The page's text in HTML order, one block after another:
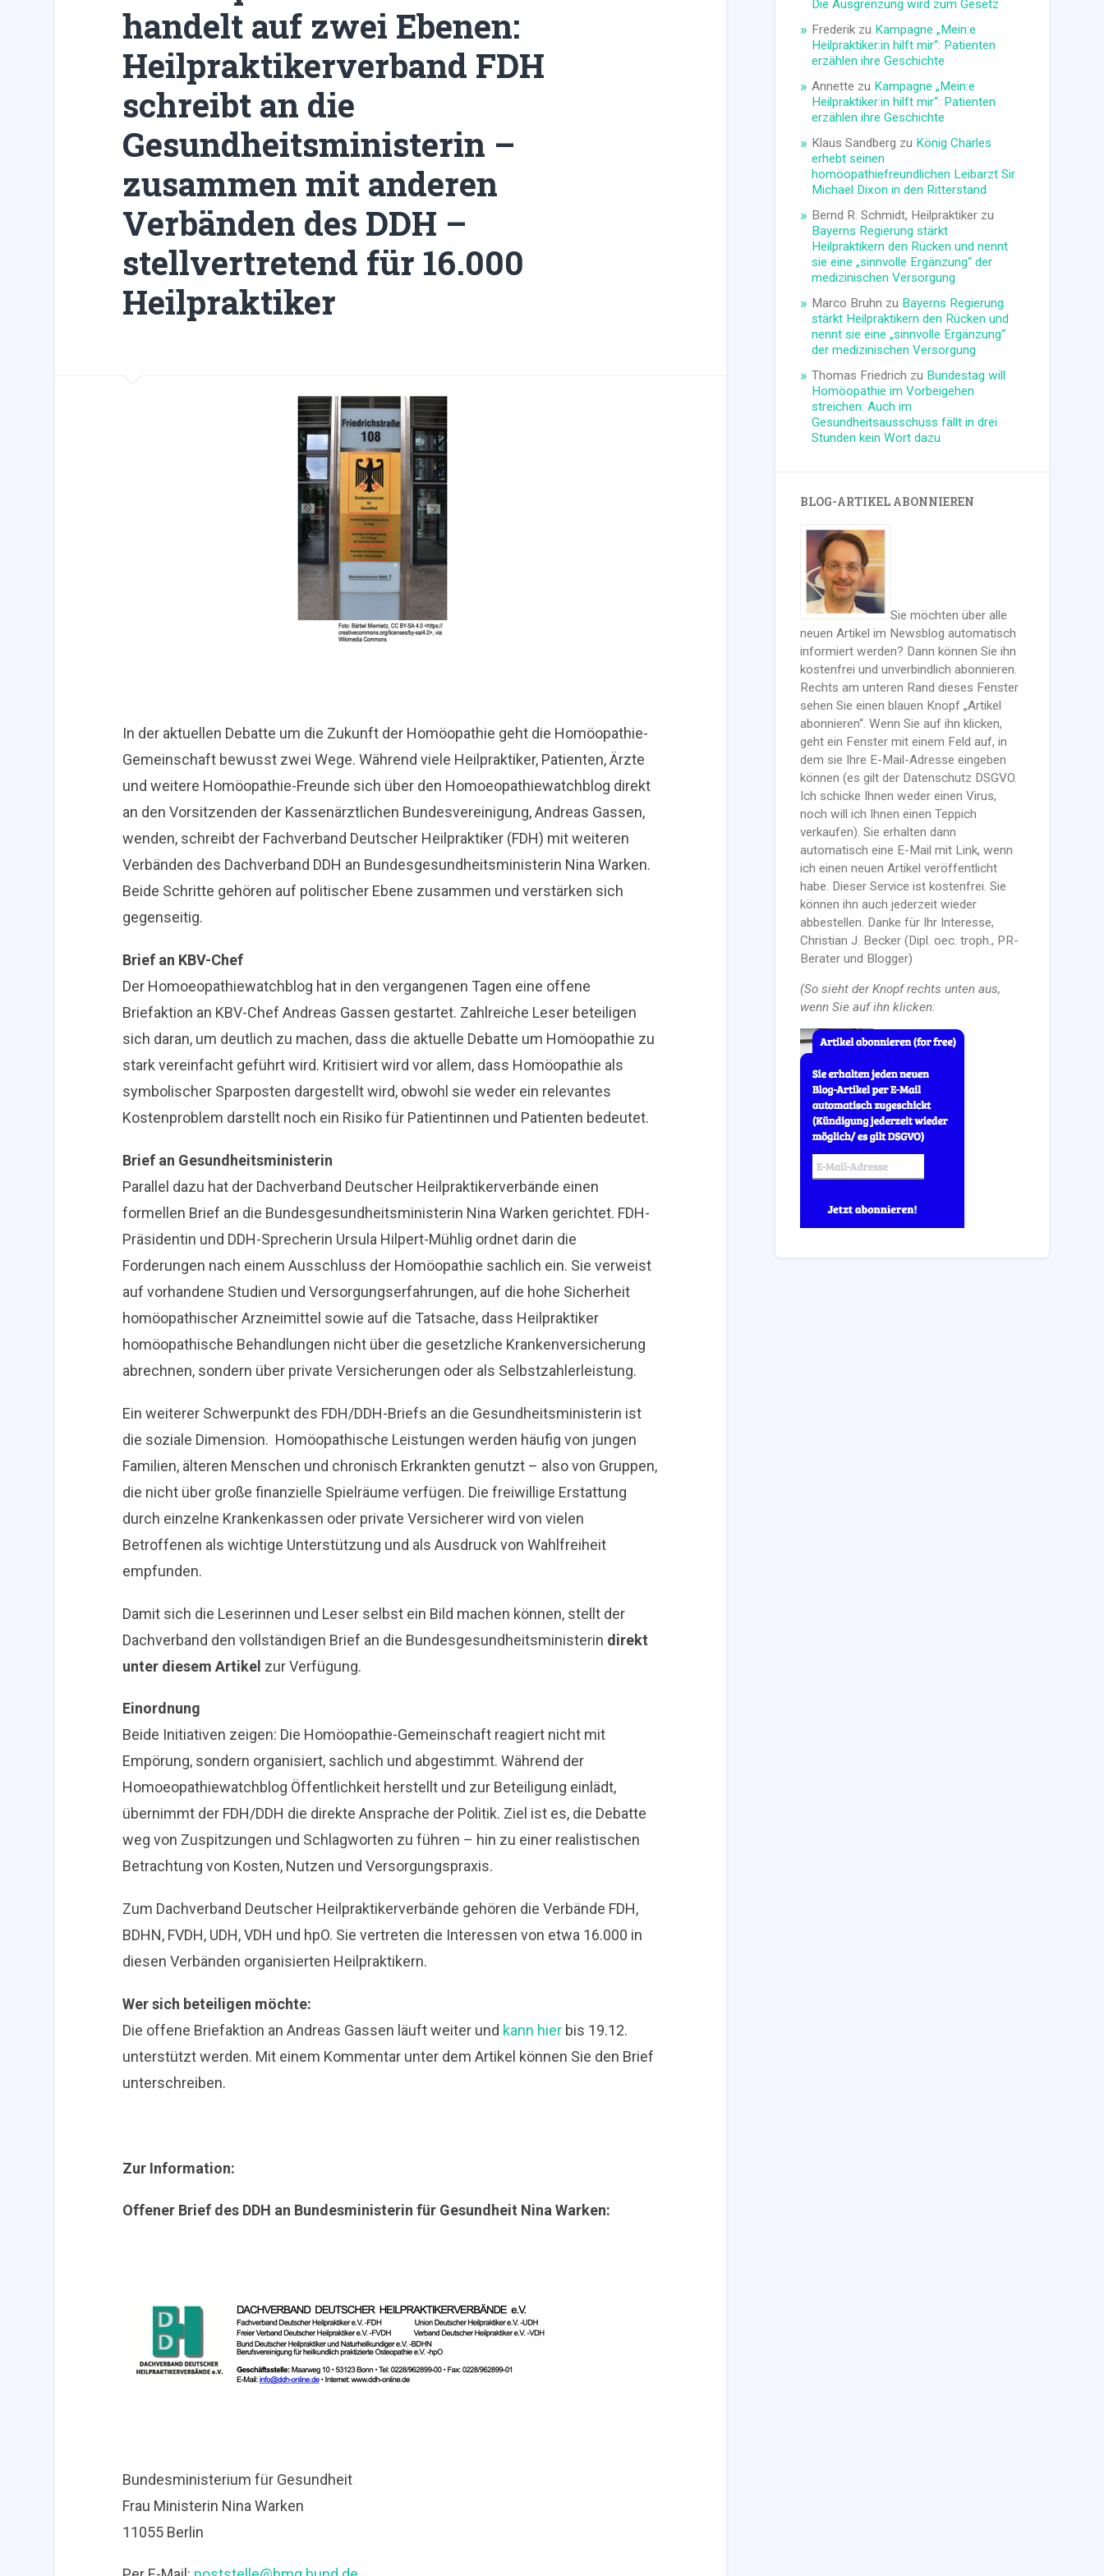
handelt auf zwei Ebenen:
Heilpraktikerverband FDH
schreibt an die
Gesundheitsministerin –
zusammen mit anderen
Verbänden des DDH –
stellvertretend für 16.000
Heilpraktiker
In der aktuellen Debatte um die Zukunft der Homöopathie geht die Homöopathie-
Gemeinschaft bewusst zwei Wege. Während viele Heilpraktiker, Patienten, Ärzte
und weitere Homöopathie-Freunde sich über den Homoeopathiewatchblog direkt
an den Vorsitzenden der Kassenärztlichen Bundesvereinigung, Andreas Gassen,
wenden, schreibt der Fachverband Deutscher Heilpraktiker (FDH) mit weiteren
Verbänden des Dachverband DDH an Bundesgesundheitsministerin Nina Warken.
Beide Schritte gehören auf politischer Ebene zusammen und verstärken sich
gegenseitig.
Brief an KBV-Chef
Der Homoeopathiewatchblog hat in den vergangenen Tagen eine offene
Briefaktion an KBV-Chef Andreas Gassen gestartet. Zahlreiche Leser beteiligen
sich daran, um deutlich zu machen, dass die aktuelle Debatte um Homöopathie zu
stark vereinfacht geführt wird. Kritisiert wird vor allem, dass Homöopathie als
symbolischer Sparposten dargestellt wird, obwohl sie weder ein relevantes
Kostenproblem darstellt noch ein Risiko für Patientinnen und Patienten bedeutet.
Brief an Gesundheitsministerin
Parallel dazu hat der Dachverband Deutscher Heilpraktikerverbände einen
formellen Brief an die Bundesgesundheitsministerin Nina Warken gerichtet. FDH-
Präsidentin und DDH-Sprecherin Ursula Hilpert-Mühlig ordnet darin die
Forderungen nach einem Ausschluss der Homöopathie sachlich ein. Sie verweist
auf vorhandene Studien und Versorgungserfahrungen, auf die hohe Sicherheit
homöopathischer Arzneimittel sowie auf die Tatsache, dass Heilpraktiker
homöopathische Behandlungen nicht über die gesetzliche Krankenversicherung
abrechnen, sondern über private Versicherungen oder als Selbstzahlerleistung.
Ein weiterer Schwerpunkt des FDH/DDH-Briefs an die Gesundheitsministerin ist
die soziale Dimension. Homöopathische Leistungen werden häufig von jungen
Familien, älteren Menschen und chronisch Erkrankten genutzt – also von Gruppen,
die nicht über große finanzielle Spielräume verfügen. Die freiwillige Erstattung
durch einzelne Krankenkassen oder private Versicherer wird von vielen
Betroffenen als wichtige Unterstützung und als Ausdruck von Wahlfreiheit
empfunden.
Damit sich die Leserinnen und Leser selbst ein Bild machen können, stellt der
Dachverband den vollständigen Brief an die Bundesgesundheitsministerin direkt
unter diesem Artikel zur Verfügung.
Einordnung
Beide Initiativen zeigen: Die Homöopathie-Gemeinschaft reagiert nicht mit
Empörung, sondern organisiert, sachlich und abgestimmt. Während der
Homoeopathiewatchblog Öffentlichkeit herstellt und zur Beteiligung einlädt,
übernimmt der FDH/DDH die direkte Ansprache der Politik. Ziel ist es, die Debatte
weg von Zuspitzungen und Schlagworten zu führen – hin zu einer realistischen
Betrachtung von Kosten, Nutzen und Versorgungspraxis.
Zum Dachverband Deutscher Heilpraktikerverbände gehören die Verbände FDH,
BDHN, FVDH, UDH, VDH und hpO. Sie vertreten die Interessen von etwa 16.000 in
diesen Verbänden organisierten Heilpraktikern.
Wer sich beteiligen möchte:
Die offene Briefaktion an Andreas Gassen läuft weiter und kann hierbis 19.12.
unterstützt werden. Mit einem Kommentar unter dem Artikel können Sie den Brief
unterschreiben.
Zur Information:
Offener Brief des DDH an Bundesministerin für Gesundheit Nina Warken:
Bundesministerium für Gesundheit
Frau Ministerin Nina Warken
11055 Berlin
Die Ausgrenzung wird zum Gesetz
Frederik zu Kampagne „Mein:e
Heilpraktiker:in hilft mir“: Patienten
erzählen ihre Geschichte
Annette zu Kampagne „Mein:e
Heilpraktiker:in hilft mir“: Patienten
erzählen ihre Geschichte
Klaus Sandberg zu König Charles
erhebt seinen
homöopathiefreundlichen Leibarzt Sir
Michael Dixon in den Ritterstand
Bernd R. Schmidt, Heilpraktiker zu
Bayerns Regierung stärkt
Heilpraktikern den Rücken und nennt
sie eine „sinnvolle Ergänzung“ der
medizinischen Versorgung
Marco Bruhn zu Bayerns Regierung
stärkt Heilpraktikern den Rücken und
nennt sie eine „sinnvolle Ergänzung“
der medizinischen Versorgung
Thomas Friedrich zu Bundestag will
Homöopathie im Vorbeigehen
streichen: Auch im
Gesundheitsausschuss fällt in drei
Stunden kein Wort dazu
BLOG-ARTIKEL ABONNIEREN
Sie möchten über alle
neuen Artikel im Newsblog automatisch
informiert werden? Dann können Sie ihn
kostenfrei und unverbindlich abonnieren.
Rechts am unteren Rand dieses Fenster
sehen Sie einen blauen Knopf „Artikel
abonnieren“. Wenn Sie auf ihn klicken,
geht ein Fenster mit einem Feld auf, in
dem sie Ihre E-Mail-Adresse eingeben
können (es gilt der Datenschutz DSGVO.
Ich schicke Ihnen weder einen Virus,
noch will ich Ihnen einen Teppich
verkaufen). Sie erhalten dann
automatisch eine E-Mail mit Link, wenn
ich einen neuen Artikel veröffentlicht
habe. Dieser Service ist kostenfrei. Sie
können ihn auch jederzeit wieder
abbestellen. Danke für Ihr Interesse,
Christian J. Becker (Dipl. oec. troph., PR-
Berater und Blogger)
(So sieht der Knopf rechts unten aus,
wenn Sie auf ihn klicken: